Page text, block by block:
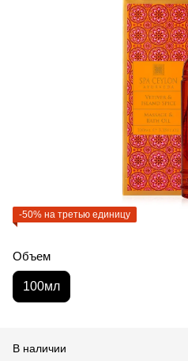
-50% на третью единицу
Объем
100мл
В наличии